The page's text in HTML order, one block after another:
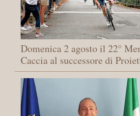
Domenica 2 agosto il 22°
Caccia al successore di